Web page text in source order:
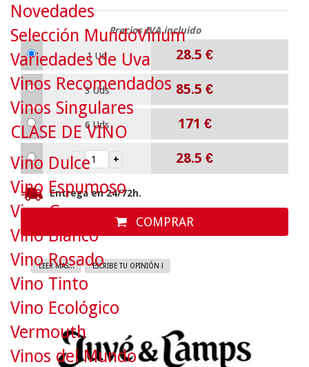
Precios IVA incluido
1 Ud 28.5 €
3 Uds 85.5 €
6 Uds 171 €
28.5 €
Entrega en 24/72h.
COMPRAR
LEER MAS... ESCRIBE TU OPINIÓN !
Novedades
Selección MundoVinum
Variedades de Uva
Vinos Recomendados
Vinos Singulares
CLASE DE VINO
Vino Dulce
Vino Espumoso
Vino Generoso
Vino Blanco
Vino Rosado
Vino Tinto
Vino Ecológico
Vermouth
Vinos del Mundo